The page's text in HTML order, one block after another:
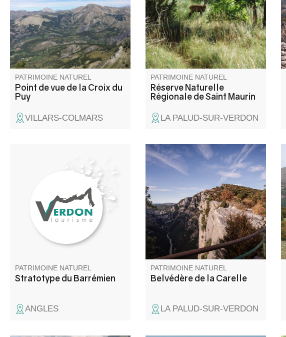
PATRIMOINE NATUREL
Point de vue de la Croix du
Puy
VILLARS-COLMARS
par la formation de travertins
(tufs) issus de la précipitation
du carbonate de calcium libéré
par les sources prenant
naissance au pied de la falaise
de Barbin.
PATRIMOINE NATUREL
Réserve Naturelle
Régionale de Saint Maurin
LA PALUD-SUR-VERDON
Au bord de la route RD 33,
(présence d'un panneau) avant
d'arriver au village d'Angles, se
trouve ce trésor naturel qui tire
son nom du village de
Barrême, au cœur de La
Réserve Naturelle Géologique
de Haute - Provence.
PATRIMOINE NATUREL
Stratotype du Barrémien
ANGLES
Le belvédère de la Carelle tient
son nom des poulies utilisées
début XXème par les «
Verdoniens » qui descendaient
à flanc de falaise pour récolter,
entre autre, le genévrier. C'est
le troisième belvédère de la
route des Crête et c'est un
incontournable.
PATRIMOINE NATUREL
Belvédère de la Carelle
LA PALUD-SUR-VERDON